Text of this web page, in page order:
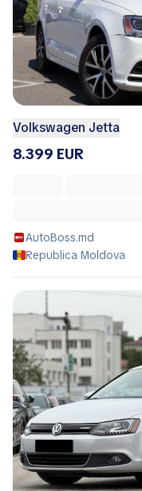
Volkswagen Jetta
8.399 EUR
AutoBoss.md
Republica Moldova